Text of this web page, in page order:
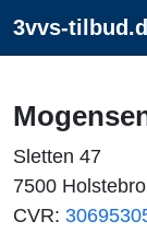
3vvs-
Sletten 47
7500 Holstebro
CVR: